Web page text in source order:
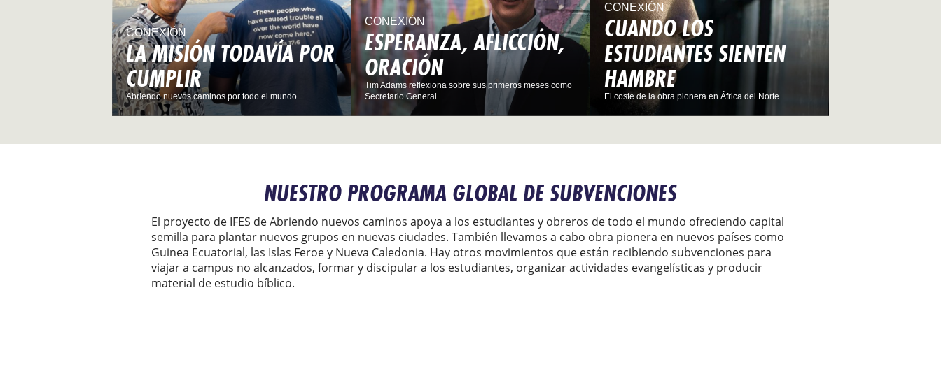
CONEXIÓN
LA MISIÓN TODAVÍA POR
CUMPLIR
Abriendo nuevos caminos por todo el mundo
CONEXIÓN
ESPERANZA, AFLICCIÓN,
ORACIÓN
Tim Adams reflexiona sobre sus primeros meses como
Secretario General
CONEXIÓN
CUANDO LOS
ESTUDIANTES SIENTEN
HAMBRE
El coste de la obra pionera en África del Norte
NUESTRO PROGRAMA GLOBAL DE SUBVENCIONES
El proyecto de IFES de Abriendo nuevos caminos apoya a los estudiantes y obreros de todo el mundo ofreciendo capital
semilla para plantar nuevos grupos en nuevas ciudades. También llevamos a cabo obra pionera en nuevos países como
Guinea Ecuatorial, las Islas Feroe y Nueva Caledonia. Hay otros movimientos que están recibiendo subvenciones para
viajar a campus no alcanzados, formar y discipular a los estudiantes, organizar actividades evangelísticas y producir
material de estudio bíblico.